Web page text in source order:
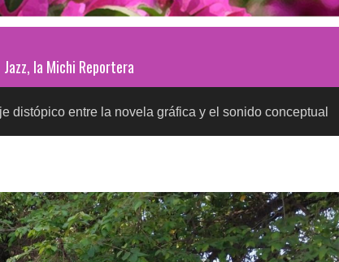
Jazz, la Michi Reportera
la novela gráfica y el sonido conceptual SALUD